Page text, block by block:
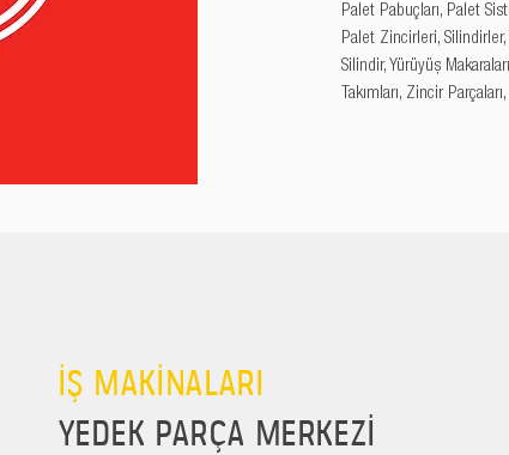
Palet Pabuçları, Palet
Palet Zincirleri, Silindirler,
Silindir, Yürüyüş
Takımları, Zincir
İŞ MAKİNALARI
YEDEK PARÇA MERKEZİ